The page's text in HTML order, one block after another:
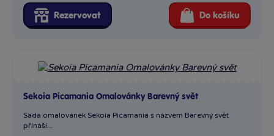
Rezervovat Do košíku
Sekoia Picamania Omalovánky Barevný svět
Sada omalovánek Sekoia Picamania s názvem Barevný svět
přináší...